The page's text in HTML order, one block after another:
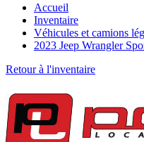
Accueil
Inventaire
Véhicules et camions
2023 Jeep Wrangler
Retour à l'inventaire